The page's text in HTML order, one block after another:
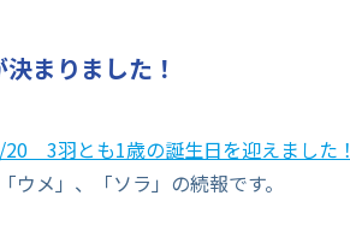
まりました！
3羽とも1歳の誕生日を迎えました！
ウメ」、「ソラ」の続報です。